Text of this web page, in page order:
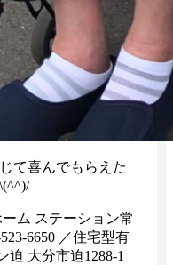
て喜んでもらえた
ム ステーション常
6650 ／住宅型有
迫 大分市迫1288-1